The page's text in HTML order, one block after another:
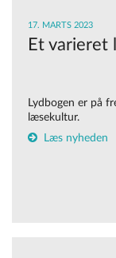
17. MARTS 2023
Et varieret
Lydbogen er på
læsekultur.
Læs nyheden